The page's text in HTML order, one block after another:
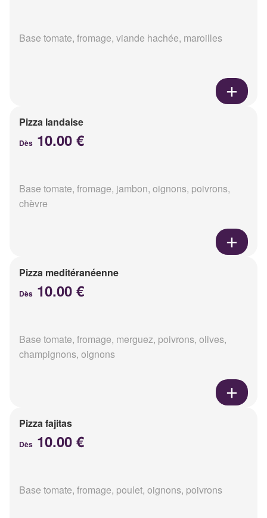
Base tomate, fromage, viande hachée, maroilles
Pizza landaise
Dès 10.00 €
Base tomate, fromage, jambon, oignons, poivrons,
chèvre
Pizza meditéranéenne
Dès 10.00 €
Base tomate, fromage, merguez, poivrons, olives,
champignons, oignons
Pizza fajitas
Dès 10.00 €
Base tomate, fromage, poulet, oignons, poivrons